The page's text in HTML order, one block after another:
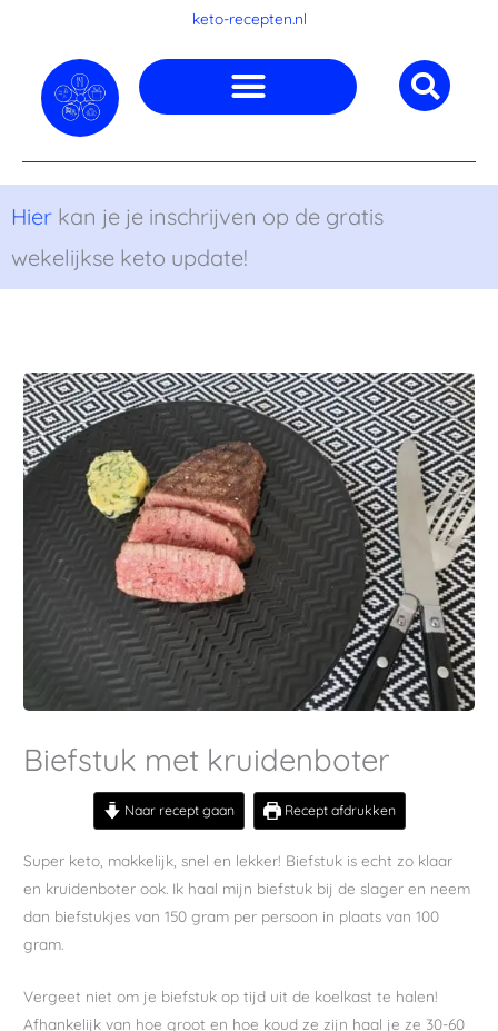
inhoud
keto-recepten.nl
Hier kan je je inschrijven op de gratis
wekelijkse keto update!
Biefstuk met kruidenboter
Naar recept gaan Recept afdrukken
Super keto, makkelijk, snel en lekker! Biefstuk is echt zo klaar
en kruidenboter ook. Ik haal mijn biefstuk bij de slager en neem
dan biefstukjes van 150 gram per persoon in plaats van 100
gram.
Vergeet niet om je biefstuk op tijd uit de koelkast te halen!
Afhankelijk van hoe groot en hoe koud ze zijn haal je ze 30-60